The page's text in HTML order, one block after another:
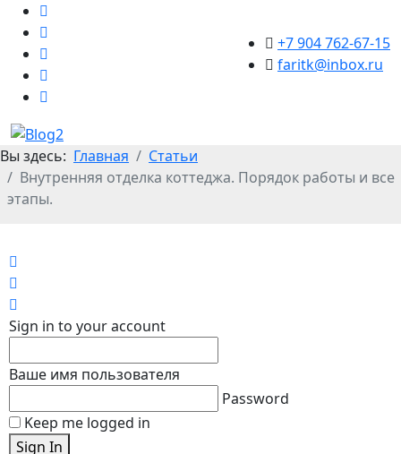
+7 904 762-67-15
faritk@inbox.ru
Вы здесь: Главная
Статьи
Внутренняя отделка коттеджа. Порядок работы и все
этапы.
Sign in to your account
Ваше имя пользователя
Password
Keep me logged in
Sign In